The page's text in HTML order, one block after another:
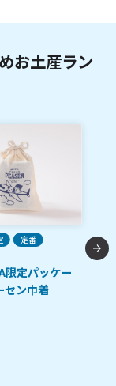
お土産ラン
定番
限定パッケー
セン巾着